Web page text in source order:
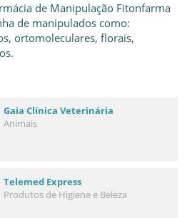
de Manipulação Fitonfarma
de manipulados como:
ortomoleculares, florais,
Gaia Clínica Veterinária
Animais
Telemed Express
Produtos de Higiene e Beleza